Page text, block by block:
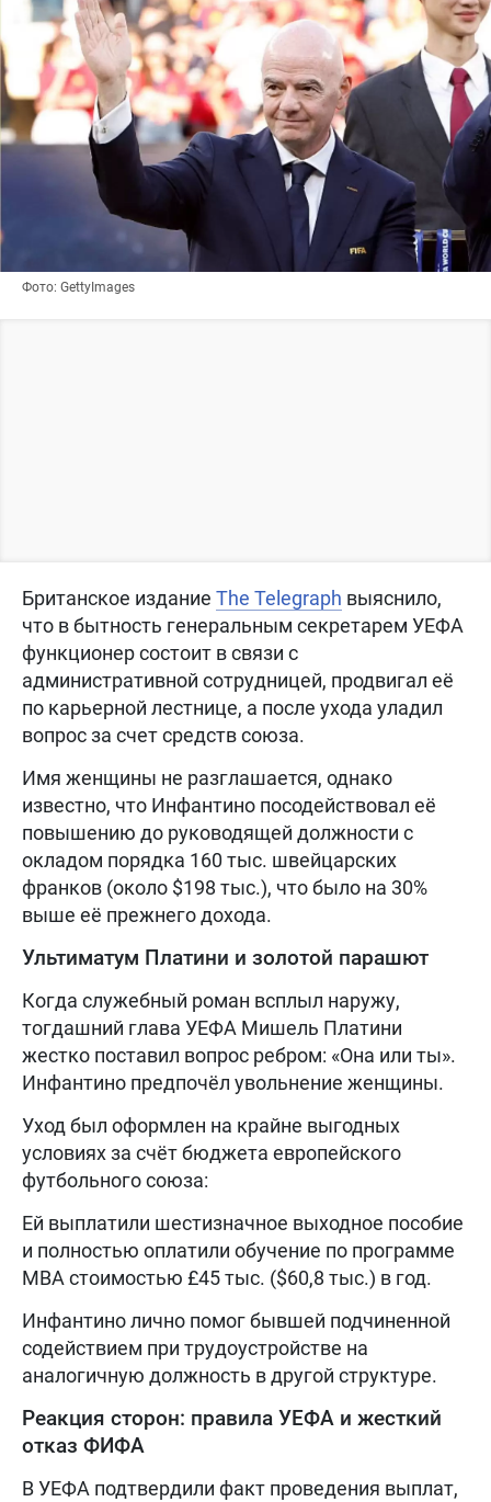
Фото: GettyImages
Британское издание The Telegraph выяснило,
что в бытность генеральным секретарем УЕФА
функционер состоит в связи с
административной сотрудницей, продвигал её
по карьерной лестнице, а после ухода уладил
вопрос за счет средств союза.
Имя женщины не разглашается, однако
известно, что Инфантино посодействовал её
повышению до руководящей должности с
окладом порядка 160 тыс. швейцарских
франков (около $198 тыс.), что было на 30%
выше её прежнего дохода.
Ультиматум Платини и золотой парашют
Когда служебный роман всплыл наружу,
тогдашний глава УЕФА Мишель Платини
жестко поставил вопрос ребром: «Она или ты».
Инфантино предпочёл увольнение женщины.
Уход был оформлен на крайне выгодных
условиях за счёт бюджета европейского
футбольного союза:
Ей выплатили шестизначное выходное пособие
и полностью оплатили обучение по программе
MBA стоимостью £45 тыс. ($60,8 тыс.) в год.
Инфантино лично помог бывшей подчиненной
содействием при трудоустройстве на
аналогичную должность в другой структуре.
Реакция сторон: правила УЕФА и жесткий
отказ ФИФА
В УЕФА подтвердили факт проведения выплат,